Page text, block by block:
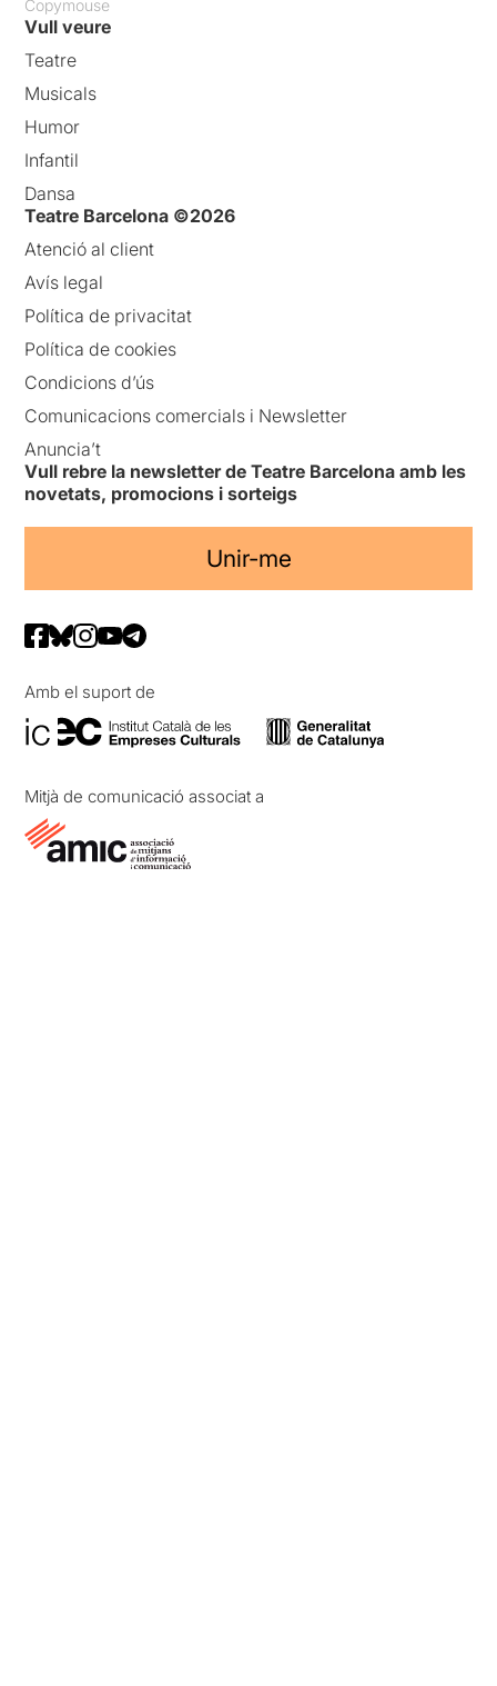
Copymouse
Vull veure
Teatre
Musicals
Humor
Infantil
Dansa
Teatre Barcelona ©2026
Atenció al client
Avís legal
Política de privacitat
Política de cookies
Condicions d’ús
Comunicacions comercials i Newsletter
Anuncia’t
Vull rebre la newsletter de Teatre Barcelona amb les
novetats, promocions i sorteigs
Unir-me
Amb el suport de
Mitjà de comunicació associat a